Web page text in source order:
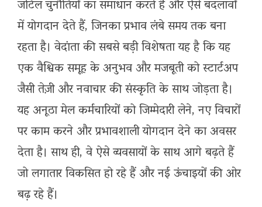
जटिल चुनौतियों का समाधान करते हैं और ऐसे बदलावों
में योगदान देते हैं, जिनका प्रभाव लंबे समय तक बना
रहता है। वेदांता की सबसे बड़ी विशेषता यह है कि यह
एक वैश्विक समूह के अनुभव और मजबूती को स्टार्टअप
जैसी तेज़ी और नवाचार की संस्कृति के साथ जोड़ता है।
यह अनूठा मेल कर्मचारियों को जिम्मेदारी लेने, नए विचारों
पर काम करने और प्रभावशाली योगदान देने का अवसर
देता है। साथ ही, वे ऐसे व्यवसायों के साथ आगे बढ़ते हैं
जो लगातार विकसित हो रहे हैं और नई ऊंचाइयों की ओर
बढ़ रहे हैं।